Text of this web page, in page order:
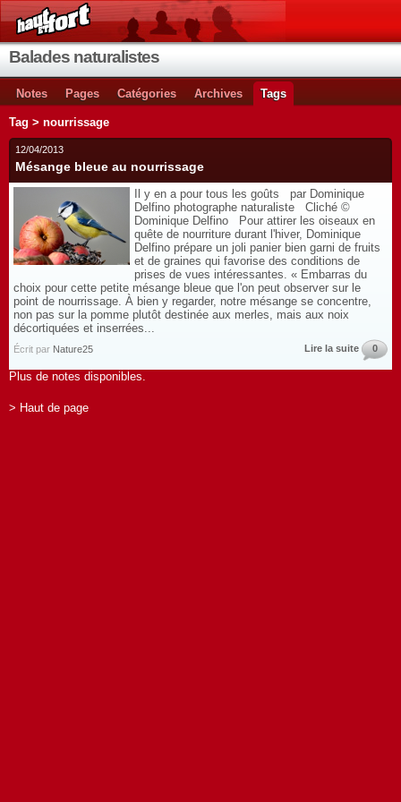
Balades naturalistes
Notes Pages Catégories Archives Tags
Tag > nourrissage
12/04/2013
Mésange bleue au nourrissage
Il y en a pour tous les goûts par Dominique
Delfino photographe naturaliste Cliché ©
Dominique Delfino Pour attirer les oiseaux en
quête de nourriture durant l'hiver, Dominique
Delfino prépare un joli panier bien garni de fruits
et de graines qui favorise des conditions de
prises de vues intéressantes. « Embarras du
choix pour cette petite mésange bleue que l'on peut observer sur le
point de nourrissage. À bien y regarder, notre mésange se concentre,
non pas sur la pomme plutôt destinée aux merles, mais aux noix
décortiquées et inserrées...
Écrit par Nature25 Lire la suite 0
Plus de notes disponibles.
> Haut de page